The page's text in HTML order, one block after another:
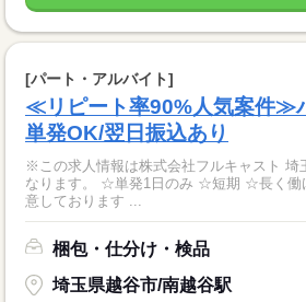
[パート・アルバイト]
≪リピート率90%人気案件≫
単発OK/翌日振込あり
※この求人情報は株式会社フルキャスト 埼
なります。 ☆単発1日のみ ☆短期 ☆長く働
意しております ...
梱包・仕分け・検品
埼玉県越谷市/南越谷駅